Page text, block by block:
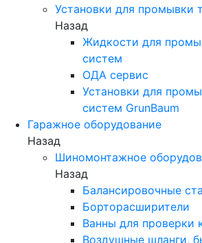
Установки для промывки
Назад
Жидкости для
систем
ОДА сервис
Установки для
систем GrunBaum
Гаражное оборудование
Назад
Шиномонтажное
Назад
Балансировочные
Борторасширители
Ванны для проверки
Воздушные шланги,